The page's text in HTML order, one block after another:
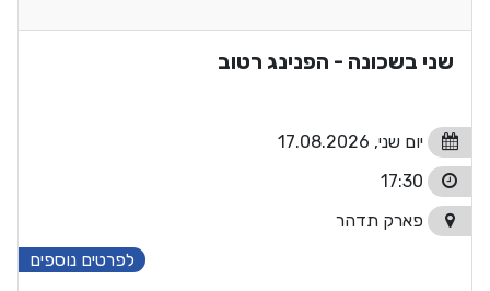
שני בשכונה - הפנינג רטוב
יום שני, 17.08.2026
פארק תדהר
לפרטים נוספים